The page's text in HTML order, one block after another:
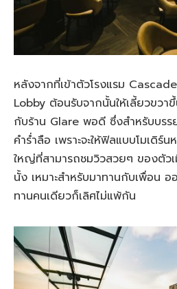
หลังจากที่เข้าตัวโรงแรม
Lobby ต้อนรับจากนั้นให้เลี้ยวขวา
กับร้าน Glare พอดี ซึ่งสำหรับบร
คำร่ำลือ เพราะจะให้ฟิลแบบโมเดิร์
ใหญ่ที่สามารถชมวิวสวยๆ ของตัว
นั้ง เหมาะสำหรับมาทานกับเพื่อน
ทานคนเดียวก็เลิศไม่แพ้กัน